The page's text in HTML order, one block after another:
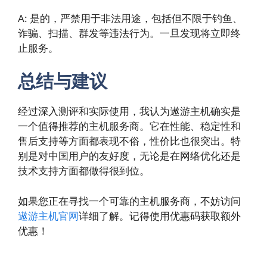
A: 是的，严禁用于非法用途，包括但不限于钓鱼、
诈骗、扫描、群发等违法行为。一旦发现将立即终
止服务。
总结与建议
经过深入测评和实际使用，我认为遨游主机确实是
一个值得推荐的主机服务商。它在性能、稳定性和
售后支持等方面都表现不俗，性价比也很突出。特
别是对中国用户的友好度，无论是在网络优化还是
技术支持方面都做得很到位。
如果您正在寻找一个可靠的主机服务商，不妨访问
遨游主机官网详细了解。记得使用优惠码获取额外
优惠！